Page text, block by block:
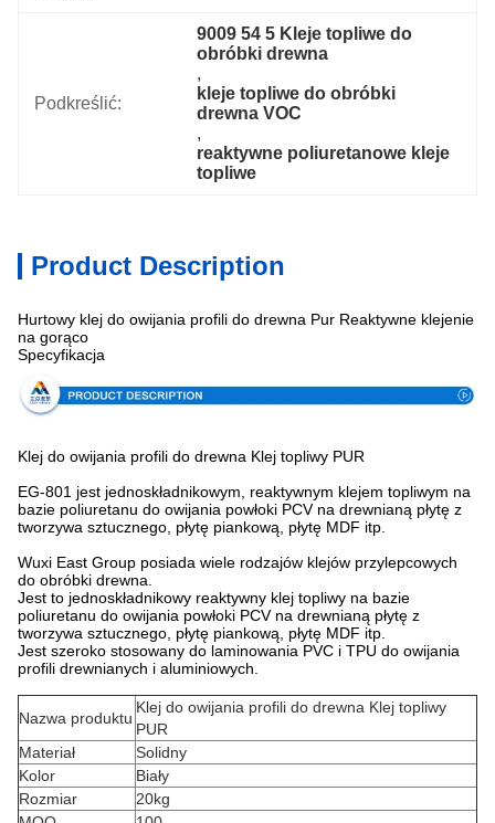
Podkreślić:
9009 54 5 Kleje topliwe do
obróbki drewna
,
kleje topliwe do obróbki
drewna VOC
,
reaktywne poliuretanowe kleje
topliwe
Product Description
Hurtowy klej do owijania profili do drewna Pur Reaktywne klejenie
na gorąco
Specyfikacja
Klej do owijania profili do drewna Klej topliwy PUR
EG-801 jest jednoskładnikowym, reaktywnym klejem topliwym na
bazie poliuretanu do owijania powłoki PCV na drewnianą płytę z
tworzywa sztucznego, płytę piankową, płytę MDF itp.
Wuxi East Group posiada wiele rodzajów klejów przylepcowych
do obróbki drewna.
Jest to jednoskładnikowy reaktywny klej topliwy na bazie
poliuretanu do owijania powłoki PCV na drewnianą płytę z
tworzywa sztucznego, płytę piankową, płytę MDF itp.
Jest szeroko stosowany do laminowania PVC i TPU do owijania
profili drewnianych i aluminiowych.
Nazwa produktu
Klej do owijania profili do drewna Klej topliwy
PUR
Materiał
Solidny
Kolor
Biały
Rozmiar
20kg